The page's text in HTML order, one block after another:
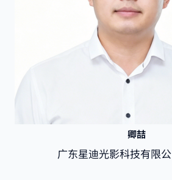
卿喆
广东星迪光影科技有限